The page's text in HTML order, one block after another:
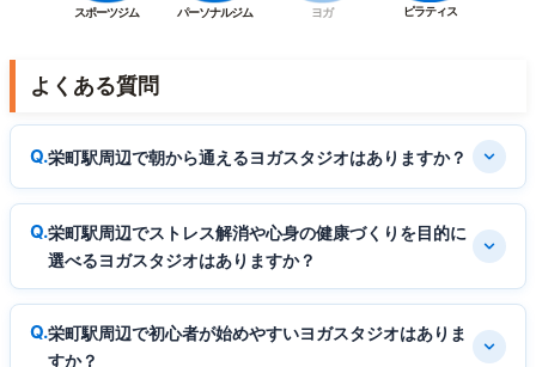
スポーツジム パーソナルジム ヨガ ピラティス
よくある質問
栄町駅周辺で朝から通えるヨガスタジオはありますか？
栄町駅周辺でストレス解消や心身の健康づくりを目的に
選べるヨガスタジオはありますか？
栄町駅周辺で初心者が始めやすいヨガスタジオはありま
すか？